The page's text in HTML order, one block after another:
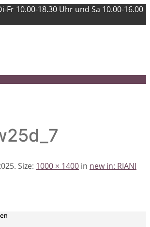
Fr 10.00-18.30 Uhr und Sa 10.00-16.00
. Size: 1000 × 1400 in new in: RIANI